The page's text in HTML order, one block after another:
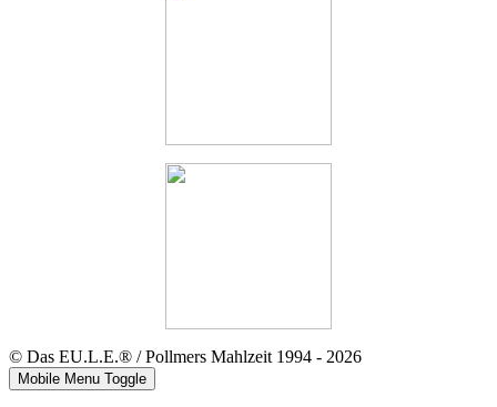
© Das EU.L.E.® / Pollmers Mahlzeit 1994 - 2026
Mobile Menu Toggle